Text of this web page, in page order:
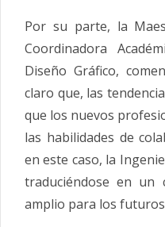
Por su parte, la
Coordinadora
Diseño Gráfico,
claro que, las
que los nuevos
las habilidades de
en este caso, la
traduciéndose en un
amplio para los